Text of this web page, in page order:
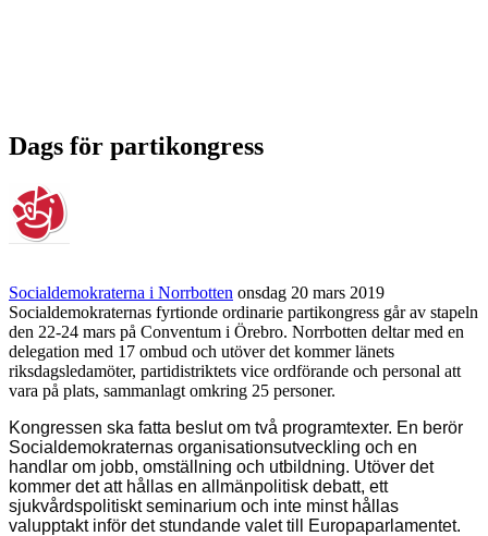
Dags för partikongress
Socialdemokraterna i Norrbotten onsdag 20 mars 2019
Socialdemokraternas fyrtionde ordinarie partikongress går av stapeln
den 22-24 mars på Conventum i Örebro. Norrbotten deltar med en
delegation med 17 ombud och utöver det kommer länets
riksdagsledamöter, partidistriktets vice ordförande och personal att
vara på plats, sammanlagt omkring 25 personer.
Kongressen ska fatta beslut om två programtexter. En berör
Socialdemokraternas organisationsutveckling och en
handlar om jobb, omställning och utbildning. Utöver det
kommer det att hållas en allmänpolitisk debatt, ett
sjukvårdspolitiskt seminarium och inte minst hållas
valupptakt inför det stundande valet till Europaparlamentet.